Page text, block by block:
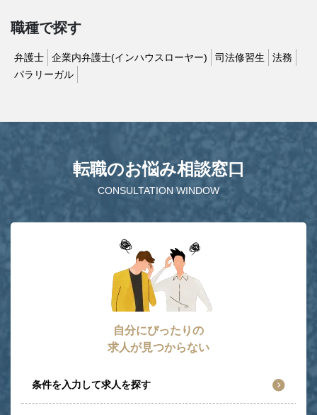
職種で探す
弁護士 企業内弁護士(インハウスローヤー) 司法修習生
法務
パラリーガル
CONSULTATION WINDOW
転職のお悩み相談窓口
自分にぴったりの
求人が見つからない
条件を入力して求人を探す